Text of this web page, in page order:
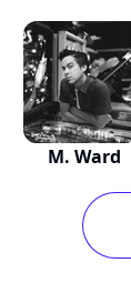
M. Ward